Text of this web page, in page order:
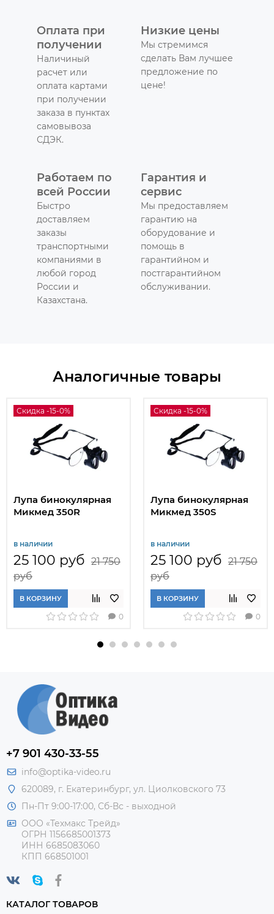
Оплата при
получении
Наличиный
расчет или
оплата картами
при получении
заказа в пунктах
самовывоза
СДЭК.
Низкие цены
Мы стремимся
сделать Вам лучшее
предложение по
цене!
Работаем по
всей России
Быстро
доставляем
заказы
транспортными
компаниями в
любой город
России и
Казахстана.
Гарантия и
сервис
Мы предоставляем
гарантию на
оборудование и
помощь в
гарантийном и
постгарантийном
обслуживании.
Аналогичные товары
Скидка -15-0%
Лупа бинокулярная
Микмед 350R
в наличии
25 100 руб 21 750
руб
В КОРЗИНУ
0
Скидка -15-0%
Лупа бинокулярная
Микмед 350S
в наличии
25 100 руб 21 750
руб
В КОРЗИНУ
0
+7 901 430-33-55
info@optika-video.ru
620089, г. Екатеринбург, ул. Циолковского 73
Пн-Пт 9:00-17:00, Сб-Вс - выходной
ООО «Техмакс Трейд»
ОГРН 1156685001373
ИНН 6685083060
КПП 668501001
КАТАЛОГ ТОВАРОВ